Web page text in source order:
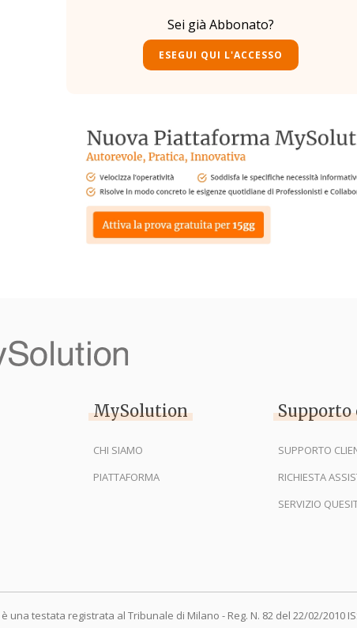
Sei già Abbonato?
ESEGUI QUI L'ACCESSO
MySolution
CHI SIAMO
PIATTAFORMA
SUPPORTO
RICHIESTA
SERVIZIO
una testata registrata al Tribunale di Milano - Reg. N. 82 del 22/02/2010